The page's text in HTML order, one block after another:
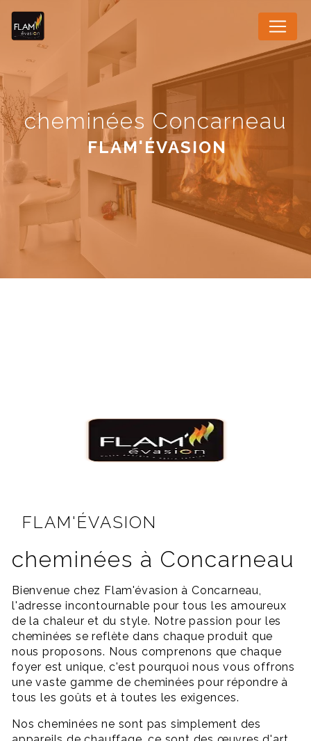
cheminées Concarneau
FLAM'ÉVASION
FLAM'ÉVASION
cheminées à Concarneau
Bienvenue chez Flam'évasion à Concarneau,
l'adresse incontournable pour tous les amoureux
de la chaleur et du style. Notre passion pour les
cheminées se reflète dans chaque produit que
nous proposons. Nous comprenons que chaque
foyer est unique, c'est pourquoi nous vous offrons
une vaste gamme de cheminées pour répondre à
tous les goûts et à toutes les exigences.
Nos cheminées ne sont pas simplement des
Panneau de gestion des cookies